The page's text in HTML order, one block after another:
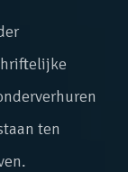
ten